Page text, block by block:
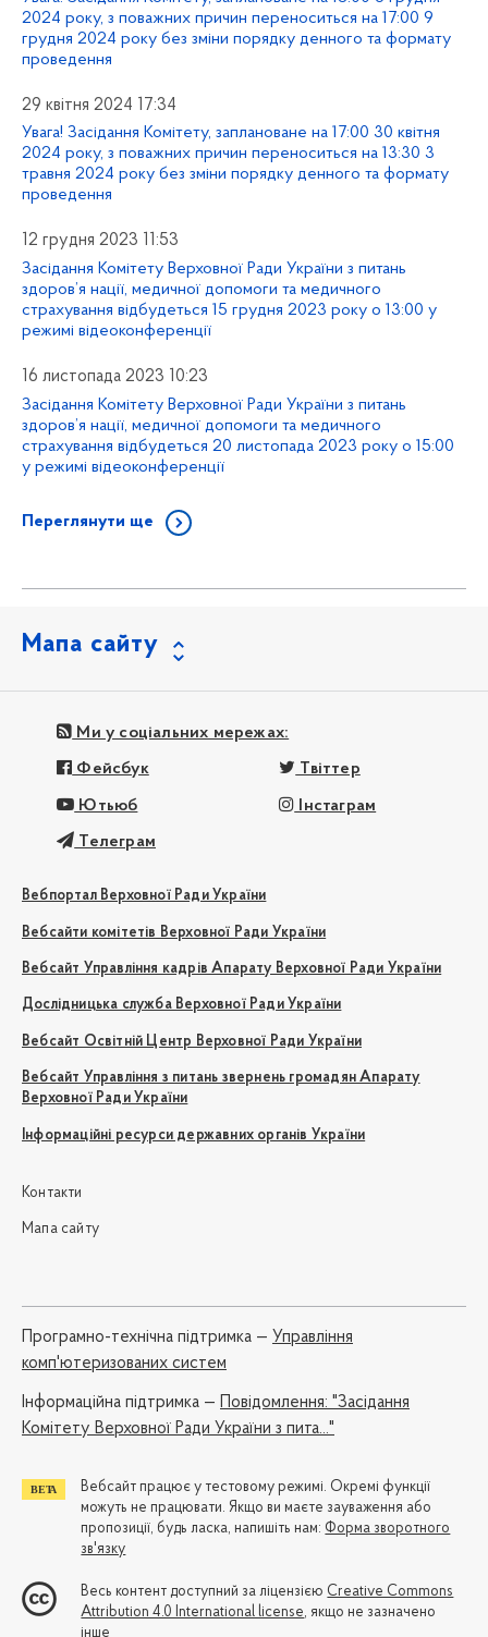
2024 року, з поважних причин переноситься на 17:00 9
грудня 2024 року без зміни порядку денного та формату
проведення
29 квітня 2024 17:34
Увага! Засідання Комітету, заплановане на 17:00 30 квітня
2024 року, з поважних причин переноситься на 13:30 3
травня 2024 року без зміни порядку денного та формату
проведення
12 грудня 2023 11:53
Засідання Комітету Верховної Ради України з питань
здоров’я нації, медичної допомоги та медичного
страхування відбудеться 15 грудня 2023 року о 13:00 у
режимі відеоконференції
16 листопада 2023 10:23
Засідання Комітету Верховної Ради України з питань
здоров’я нації, медичної допомоги та медичного
страхування відбудеться 20 листопада 2023 року о 15:00
у режимі відеоконференції
Переглянути ще
Мапа сайту
Ми у соціальних мережах:
Фейсбук Твіттер
Ютьюб Інстаграм
Телеграм
Вебпортал Верховної Ради України
Вебсайти комітетів Верховної Ради України
Вебсайт Управління кадрів Апарату Верховної Ради України
Дослідницька служба Верховної Ради України
Вебсайт Освітній Центр Верховної Ради України
Вебсайт Управління з питань звернень громадян Апарату
Верховної Ради України
Інформаційні ресурси державних органів України
Контакти
Мапа сайту
Програмно-технічна підтримка — Управління
комп'ютеризованих систем
Iнформаційна підтримка —
Повідомлення: "Засідання
Комітету Верховної Ради України з пита..."
Вебсайт працює у тестовому режимі. Окремі функції
можуть не працювати. Якщо ви маєте зауваження або
пропозиції, будь ласка, напишіть нам: Форма зворотного
зв'язку
Весь контент доступний за ліцензією Creative Commons
Attribution 4.0 International license, якщо не зазначено
інше